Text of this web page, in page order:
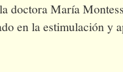
doctora María
en la estimulación y